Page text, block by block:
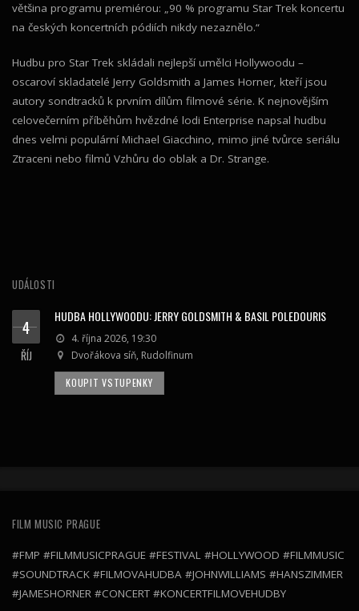
většina programu premiérou: „90 % programu Star Trek koncertu
na českých koncertních pódiích nikdy nezaznělo.“
Hudbu pro Star Trek skládali nejlepší umělci Hollywoodu –
oscaroví skladatelé Jerry Goldsmith a James Horner, kteří jsou
autory sondtracků k prvním dílům filmové série. K nejnovějším
celovečerním příběhům hvězdné lodi Enterprise napsal hudbu
dnes velmi populární Michael Giacchino, mimo jiné tvůrce seriálu
Ztraceni nebo filmů Vzhůru do oblak a Dr. Strange.
UDÁLOSTI
4
ŘÍJ
HUDBA HOLLYWOODU: JERRY GOLDSMITH & BASIL POLEDOURIS
4. října 2026, 19:30
Dvořákova síň, Rudolfinum
KOUPIT VSTUPENKY
FILM MUSIC PRAGUE
#FMP #FILMMUSICPRAGUE #FESTIVAL #HOLLYWOOD #FILMMUSIC
#SOUNDTRACK #FILMOVAHUDBA #JOHNWILLIAMS #HANSZIMMER
#JAMESHORNER #CONCERT #KONCERTFILMOVEHUDBY